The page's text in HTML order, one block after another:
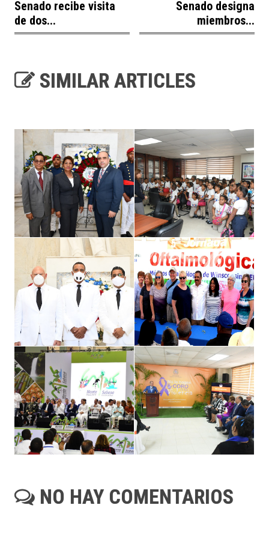
Senado recibe visita
de dos...
Senado designa
miembros...
SIMILAR ARTICLES
NO HAY COMENTARIOS